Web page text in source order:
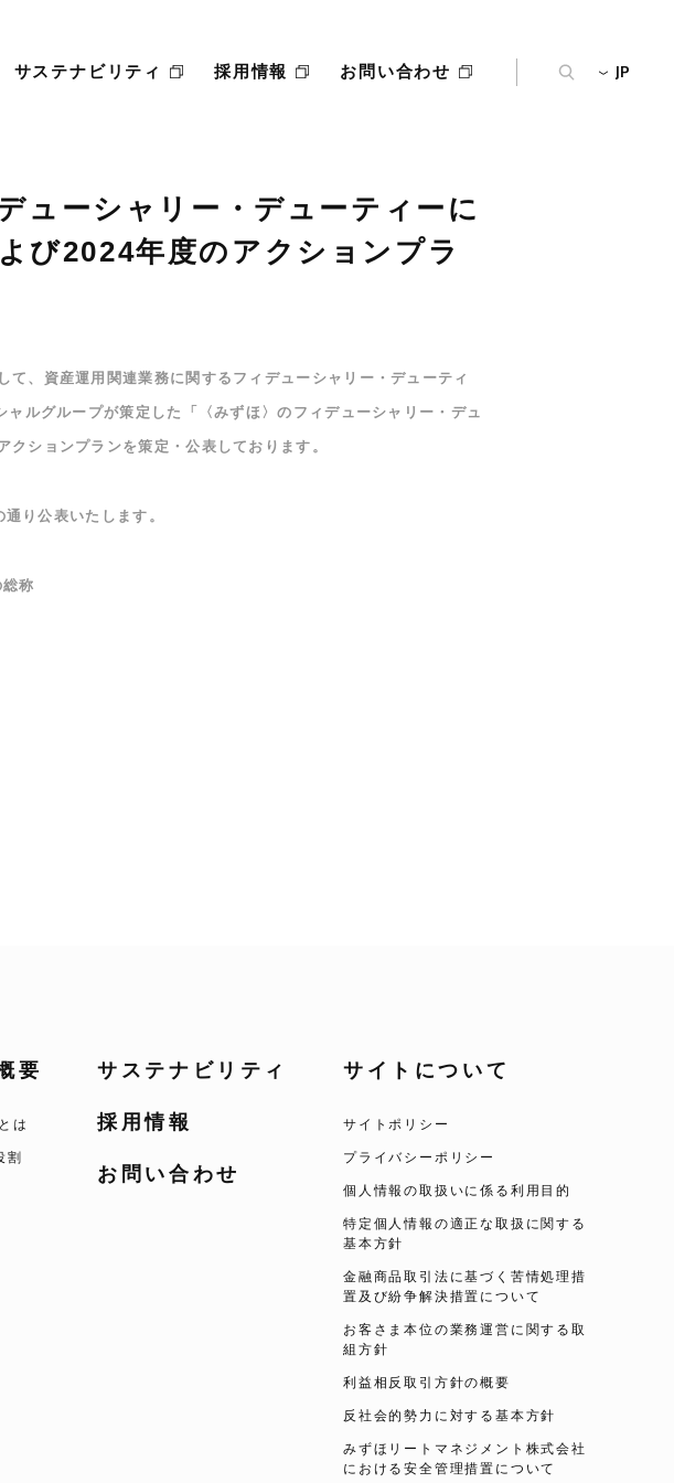
サステナビリティ 採用情報 お問い合わせ JP
ューシャリー・デューティーに
び2024年度のアクションプラ
、資産運用関連業務に関するフィデューシャリー・デューティ
ルグループが策定した「〈みずほ〉のフィデューシャリー・デュ
ションプランを策定・公表しております。
り公表いたします。
称
要
は
割
サステナビリティ
採用情報
お問い合わせ
サイトについて
サイトポリシー
プライバシーポリシー
個人情報の取扱いに係る利用目的
特定個人情報の適正な取扱に関する
基本方針
金融商品取引法に基づく苦情処理措
置及び紛争解決措置について
お客さま本位の業務運営に関する取
組方針
利益相反取引方針の概要
反社会的勢力に対する基本方針
みずほリートマネジメント株式会社
における安全管理措置について